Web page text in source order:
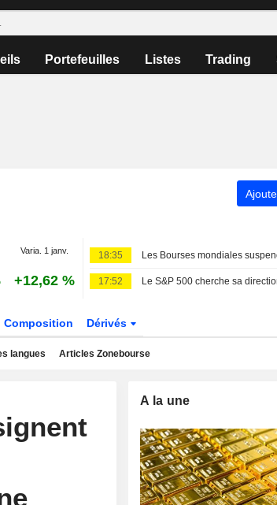
Portefeuilles Listes Trading
Varia. 1 janv.
+12,62 %
18:35
17:52
Composition Dérivés
langues Articles Zonebourse
A la une